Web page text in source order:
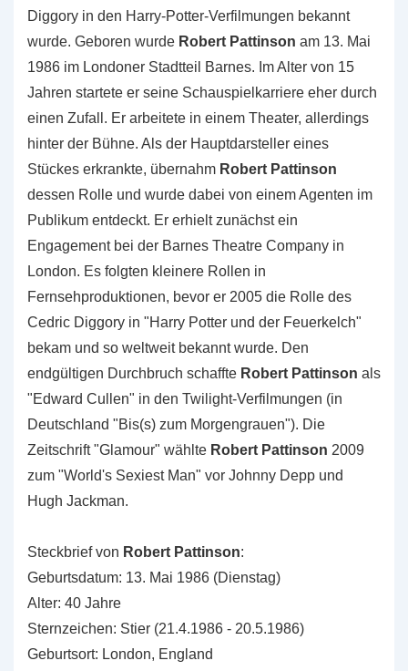
Diggory in den Harry-Potter-Verfilmungen bekannt
wurde. Geboren wurde Robert Pattinson am 13. Mai
1986 im Londoner Stadtteil Barnes. Im Alter von 15
Jahren startete er seine Schauspielkarriere eher durch
einen Zufall. Er arbeitete in einem Theater, allerdings
hinter der Bühne. Als der Hauptdarsteller eines
Stückes erkrankte, übernahm Robert Pattinson
dessen Rolle und wurde dabei von einem Agenten im
Publikum entdeckt. Er erhielt zunächst ein
Engagement bei der Barnes Theatre Company in
London. Es folgten kleinere Rollen in
Fernsehproduktionen, bevor er 2005 die Rolle des
Cedric Diggory in "Harry Potter und der Feuerkelch"
bekam und so weltweit bekannt wurde. Den
endgültigen Durchbruch schaffte Robert Pattinson als
"Edward Cullen" in den Twilight-Verfilmungen (in
Deutschland "Bis(s) zum Morgengrauen"). Die
Zeitschrift "Glamour" wählte Robert Pattinson 2009
zum "World's Sexiest Man" vor Johnny Depp und
Hugh Jackman.
Steckbrief von Robert Pattinson:
Geburtsdatum: 13. Mai 1986 (Dienstag)
Alter: 40 Jahre
Sternzeichen: Stier (21.4.1986 - 20.5.1986)
Geburtsort: London, England